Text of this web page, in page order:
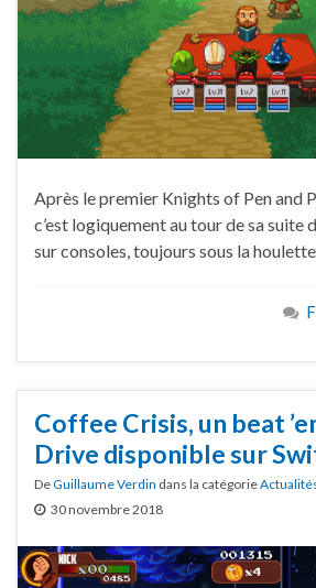
Après le premier Knights of Pen and
c’est logiquement au tour de sa suite
sur consoles, toujours sous la
Coffee Crisis, un beat
Drive disponible sur
DeGuillaume Verdin dans la catégorie
30 novembre 2018